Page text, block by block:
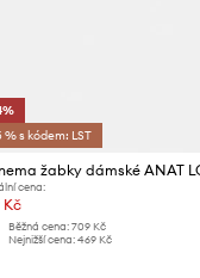
% s kódem: LST
žabky dámské ANAT
cena:
Kč
Běžná cena: 709 Kč
Nejnižší cena: 469 Kč